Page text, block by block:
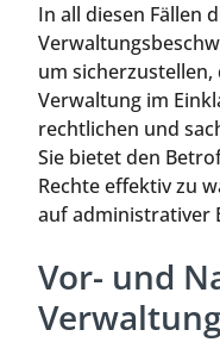
In all diesen Fällen
um sicherzustellen,
Verwaltung im
rechtlichen und
Sie bietet den
Rechte effektiv zu
auf administrativer
Vor- und